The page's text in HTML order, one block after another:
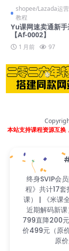
❅
❅
❅
shopee/Lazada运营
教程
Yu课网速卖通新
【Af-0002】
1 月前 97
本站支持课程资源互
终身SVIP会
程》共计17
课） | 《米课
近期解码新
799直降200
包价499元（
课程